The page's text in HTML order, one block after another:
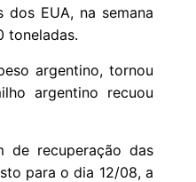
EUA, na semana
toneladas.
argentino, tornou
argentino recuou
de recuperação das
para o dia 12/08, a